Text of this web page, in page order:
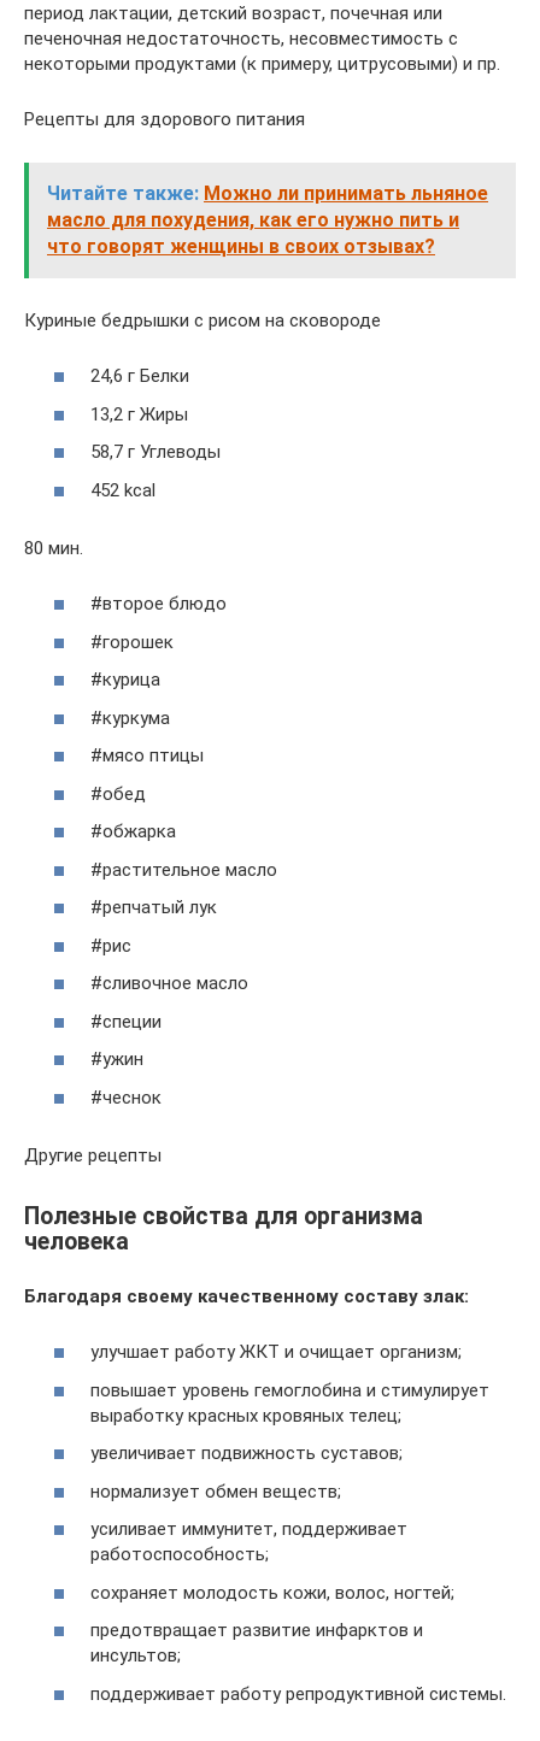
период лактации, детский возраст, почечная или
печеночная недостаточность, несовместимость с
некоторыми продуктами (к примеру, цитрусовыми) и пр.
Рецепты для здорового питания
Читайте также: Можно ли принимать льняное
масло для похудения, как его нужно пить и
что говорят женщины в своих отзывах?
Куриные бедрышки с рисом на сковороде
24,6 г Белки
13,2 г Жиры
58,7 г Углеводы
452 kcal
80 мин.
#второе блюдо
#горошек
#курица
#куркума
#мясо птицы
#обед
#обжарка
#растительное масло
#репчатый лук
#рис
#сливочное масло
#специи
#ужин
#чеснок
Другие рецепты
Полезные свойства для организма
человека
Благодаря своему качественному составу злак:
улучшает работу ЖКТ и очищает организм;
повышает уровень гемоглобина и стимулирует
выработку красных кровяных телец;
увеличивает подвижность суставов;
нормализует обмен веществ;
усиливает иммунитет, поддерживает
работоспособность;
сохраняет молодость кожи, волос, ногтей;
предотвращает развитие инфарктов и
инсультов;
поддерживает работу репродуктивной системы.